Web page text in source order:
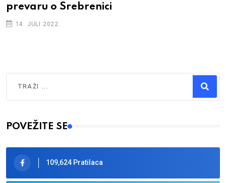
prevaru o Srebrenici
14. JULI 2022.
Type 2 or more characters for results.
POVEŽITE SE
109,624 Pratilaca